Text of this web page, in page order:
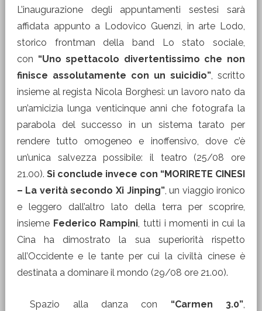
L’inaugurazione degli appuntamenti sestesi sarà
affidata appunto a Lodovico Guenzi, in arte Lodo,
storico frontman della band Lo stato sociale,
con “Uno spettacolo divertentissimo che non
finisce assolutamente con un suicidio”, scritto
insieme al regista Nicola Borghesi: un lavoro nato da
un’amicizia lunga venticinque anni che fotografa la
parabola del successo in un sistema tarato per
rendere tutto omogeneo e inoffensivo, dove c’è
un’unica salvezza possibile: il teatro (25/08 ore
21.00). Si conclude invece con “MORIRETE CINESI
– La verità secondo Xi Jinping”, un viaggio ironico
e leggero dall’altro lato della terra per scoprire,
insieme Federico Rampini, tutti i momenti in cui la
Cina ha dimostrato la sua superiorità rispetto
all’Occidente e le tante per cui la civiltà cinese è
destinata a dominare il mondo (29/08 ore 21.00).
Spazio alla danza con “Carmen 3.0”,